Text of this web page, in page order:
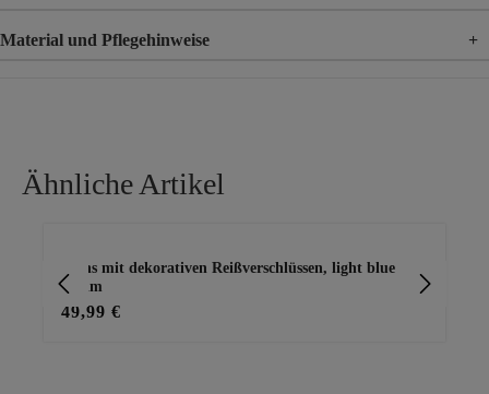
Material und Pflegehinweise +
Ähnliche Artikel
Jeans mit dekorativen Reißverschlüssen, light blue
denim
49,99 €